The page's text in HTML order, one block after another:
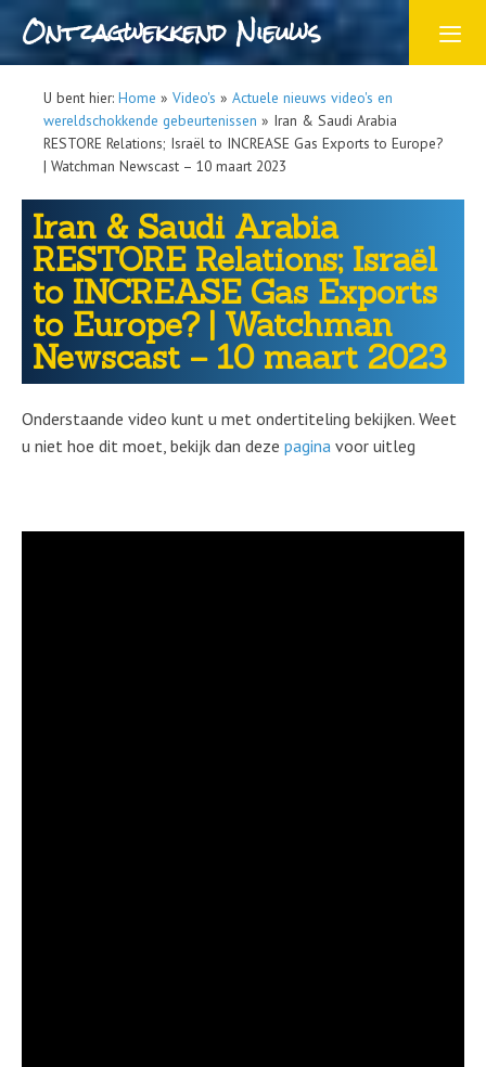
Ontzagwekkend Nieuws
U bent hier: Home » Video's » Actuele nieuws video's en
wereldschokkende gebeurtenissen » Iran & Saudi Arabia
RESTORE Relations; Israël to INCREASE Gas Exports to Europe?
| Watchman Newscast – 10 maart 2023
Iran & Saudi Arabia
RESTORE Relations; Israël
to INCREASE Gas Exports
to Europe? | Watchman
Newscast – 10 maart 2023
Onderstaande video kunt u met ondertiteling bekijken. Weet
u niet hoe dit moet, bekijk dan deze pagina voor uitleg